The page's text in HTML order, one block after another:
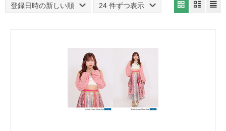
登録日時の新しい順 24 件ずつ表示